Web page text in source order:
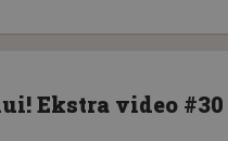
Ekstra video #30